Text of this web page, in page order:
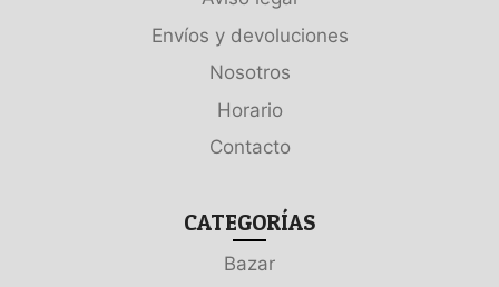
Envíos y devoluciones
Nosotros
Horario
Contacto
CATEGORÍAS
Bazar